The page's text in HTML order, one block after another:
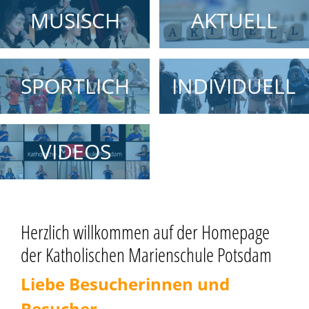
MUSISCH AKTUELL
SPORTLICH INDIVIDUELL
VIDEOS
Herzlich willkommen auf der Homepage
der Katholischen Marienschule Potsdam
Liebe Besucherinnen und